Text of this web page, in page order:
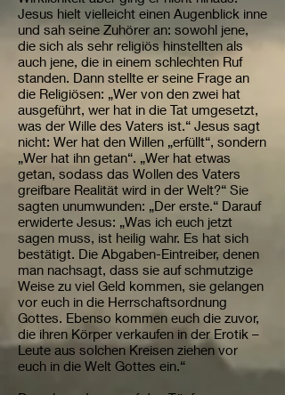
Jesus hielt vielleicht einen Augenblick inne
und sah seine Zuhörer an: sowohl jene,
die sich als sehr religiös hinstellten als
auch jene, die in einem schlechten Ruf
standen. Dann stellte er seine Frage an
die Religiösen: „Wer von den zwei hat
ausgeführt, wer hat in die Tat umgesetzt,
was der Wille des Vaters ist.“ Jesus sagt
nicht: Wer hat den Willen „erfüllt“, sondern
„Wer hat ihn getan“. „Wer hat etwas
getan, sodass das Wollen des Vaters
greifbare Realität wird in der Welt?“ Sie
sagten unumwunden: „Der erste.“ Darauf
erwiderte Jesus: „Was ich euch jetzt
sagen muss, ist heilig wahr. Es hat sich
bestätigt. Die Abgaben-Eintreiber, denen
man nachsagt, dass sie auf schmutzige
Weise zu viel Geld kommen, sie gelangen
vor euch in die Herrschaftsordnung
Gottes. Ebenso kommen euch die zuvor,
die ihren Körper verkaufen in der Erotik –
Leute aus solchen Kreisen ziehen vor
euch in die Welt Gottes ein.“